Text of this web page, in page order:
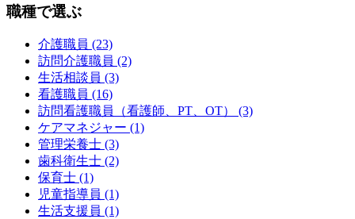
職種で選ぶ
介護職員 (23)
訪問介護職員 (2)
生活相談員 (3)
看護職員 (16)
訪問看護職員（看護師、PT、OT） (3)
ケアマネジャー (1)
管理栄養士 (3)
歯科衛生士 (2)
保育士 (1)
児童指導員 (1)
生活支援員 (1)